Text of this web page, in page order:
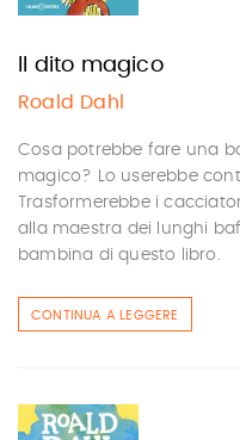
Il dito magico
Roald Dahl
Cosa potrebbe fare una
magico? Lo userebbe
Trasformerebbe i
alla maestra dei lunghi
bambina di questo libro.
CONTINUA A LEGGERE